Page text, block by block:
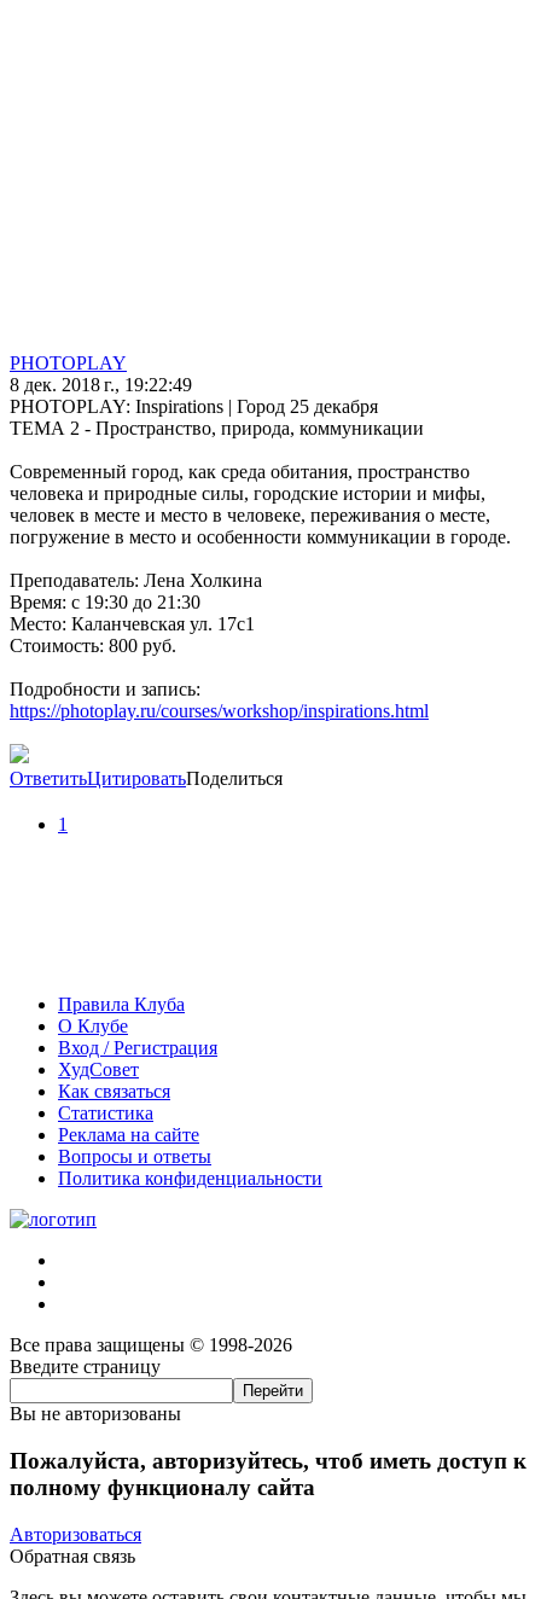
PHOTOPLAY
8 дек. 2018 г., 19:22:49
PHOTOPLAY: Inspirations | Город 25 декабря
ТЕМА 2 - Пространство, природа, коммуникации
Современный город, как среда обитания, пространство
человека и природные силы, городские истории и мифы,
человек в месте и место в человеке, переживания о месте,
погружение в место и особенности коммуникации в городе.
Преподаватель: Лена Холкина
Время: с 19:30 до 21:30
Место: Каланчевская ул. 17c1
Стоимость: 800 руб.
Подробности и запись:
https://photoplay.ru/courses/workshop/inspirations.html
ОтветитьЦитироватьПоделиться
1
Правила Клуба
О Клубе
Вход / Регистрация
ХудСовет
Как связаться
Статистика
Реклама на сайте
Вопросы и ответы
Политика конфиденциальности
Все права защищены © 1998-2026
Введите страницу
Вы не авторизованы
Пожалуйста, авторизуйтесь, чтоб иметь доступ к
полному функционалу сайта
Авторизоваться
Обратная связь